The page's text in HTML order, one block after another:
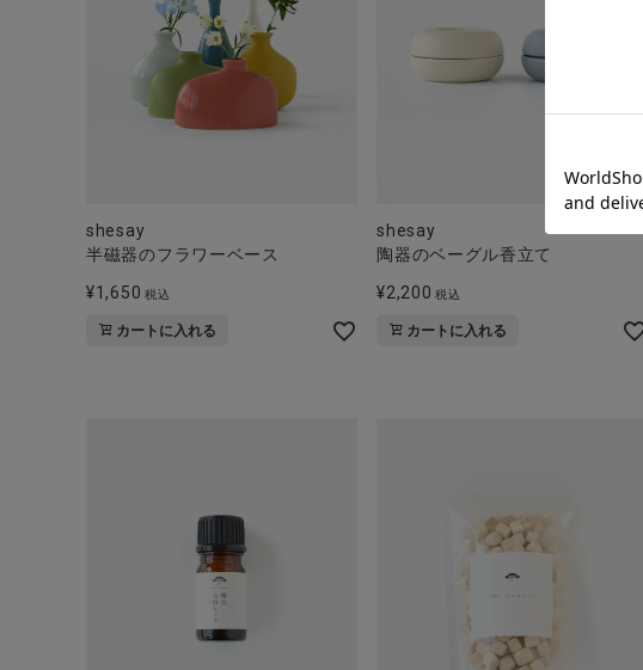
shesay
半磁器のフラワーベース
¥1,650 税込
カートに入れる
shesay
陶器のベーグル香立て
¥2,200 税込
カートに入れる